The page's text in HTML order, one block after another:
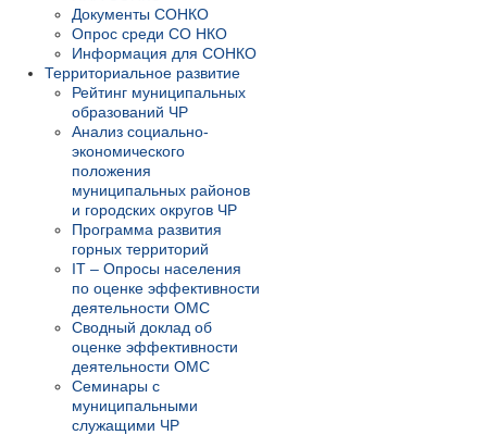
Документы СОНКО
Опрос среди СО НКО
Информация для СОНКО
Территориальное развитие
Рейтинг муниципальных
образований ЧР
Анализ социально-
экономического
положения
муниципальных районов
и городских округов ЧР
Программа развития
горных территорий
IT – Опросы населения
по оценке эффективности
деятельности ОМС
Сводный доклад об
оценке эффективности
деятельности ОМС
Семинары с
муниципальными
служащими ЧР